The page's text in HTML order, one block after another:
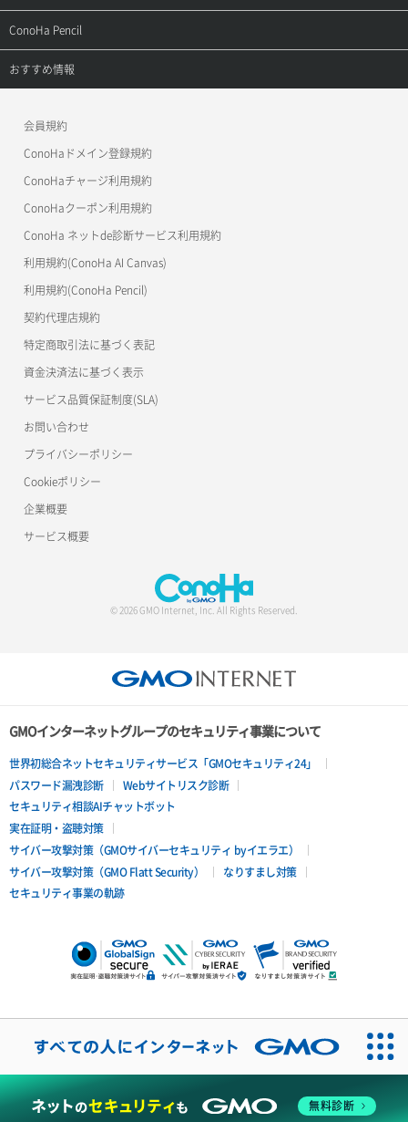
よくある質問
APIドキュメントVPS2.0
APIドキュメントVPS3.0
APIドキュメントVPS2.0
APIドキュメントVPS3.0
ご利用ガイド
サポートトップ
ご利用ガイド
ConoHa Pencil
サポートトップ
おすすめ情報
美雲このは徹底ガイド
会員規約
ConoHaドメイン登録規約
ConoHaチャージ利用規約
ConoHaクーポン利用規約
ConoHa ネットde診断サービス利用規約
利用規約(ConoHa AI Canvas)
利用規約(ConoHa Pencil)
契約代理店規約
特定商取引法に基づく表記
資金決済法に基づく表示
サービス品質保証制度(SLA)
お問い合わせ
プライバシーポリシー
Cookieポリシー
企業概要
サービス概要
© 2026 GMO Internet, Inc. All Rights Reserved.
GMOインターネットグループのセキュリティ事業について
世界初総合ネットセキュリティサービス「GMOセキュリティ24」
パスワード漏洩診断
Webサイトリスク診断
セキュリティ相談AIチャットボット
実在証明・盗聴対策
サイバー攻撃対策（GMOサイバーセキュリティ byイエラエ）
サイバー攻撃対策（GMO Flatt Security）
なりすまし対策
セキュリティ事業の軌跡
無料診断